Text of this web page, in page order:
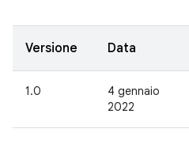
Versione Data
1.0
4 gennaio
2022